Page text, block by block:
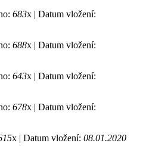
683x | Datum vložení:
688x | Datum vložení:
643x | Datum vložení:
678x | Datum vložení:
x | Datum vložení: 08.01.2020